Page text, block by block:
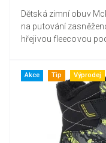
Dětská zimní obuv McKinley
na putování
hřejivou fleecovou
Akce Tip Výprodej